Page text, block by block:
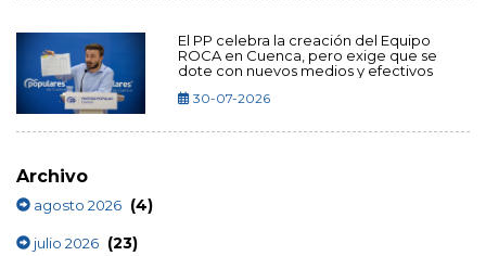
El PP celebra la creación del Equipo
ROCA en Cuenca, pero exige que se
dote con nuevos medios y efectivos
30-07-2026
Archivo
agosto 2026 (4)
julio 2026 (23)